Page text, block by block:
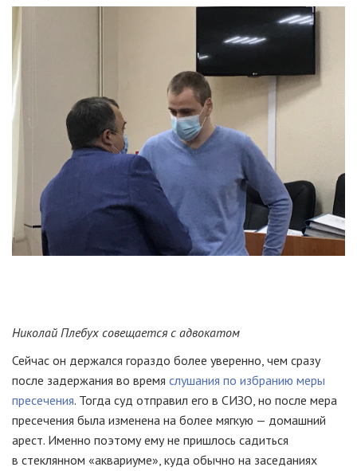
Николай Плебух совещается с адвокатом
Сейчас он держался гораздо более уверенно, чем сразу
после задержания во время слушания по избранию меры
пресечения. Тогда суд отправил его в СИЗО, но после мера
пресечения была изменена на более мягкую — домашний
арест. Именно поэтому ему не пришлось садиться
в стеклянном «аквариуме», куда обычно на заседаниях